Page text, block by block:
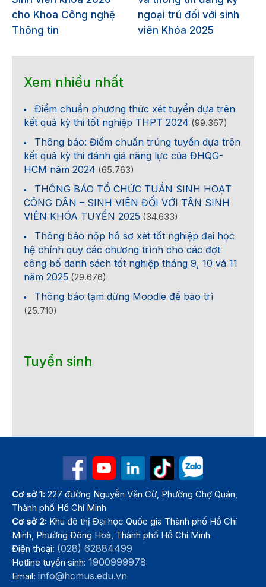
cho Khoa Công nghệ
Thông tin
ngoại trú đối với sinh
viên Khóa 2025
Xem nhiều nhất
Điểm chuẩn phương thức xét tuyển dựa trên
kết quả kỳ thi tốt nghiệp THPT 2024 (99.367)
Thông báo: Điểm chuẩn trúng tuyển dựa trên
kết quả kỳ thi đánh giá năng lực của ĐHQG-
HCM năm 2024 (65.763)
THÔNG BÁO TỔ CHỨC TUẦN SINH HOẠT
CÔNG DÂN – SINH VIÊN ĐỐI VỚI TÂN SINH
VIÊN KHÓA TUYỂN 2025 (34.633)
Thông báo nộp hồ sơ xét tốt nghiệp đại học
hệ chính quy các chương trình cho các đợt
công bố danh sách tốt nghiệp tháng 9, 10 và 11
năm 2025 (29.676)
Thông báo tạm dừng Moodle để bảo trì
(25.710)
Tuyển sinh
Cơ sở 1: 227 đường Nguyễn Văn Cừ, Phường Chợ Quán,
Thành phố Hồ Chí Minh
Cơ sở 2: Khu đô thị Đại học Quốc gia Thành phố Hồ Chí
Minh, Phường Đông Hoà, Thành phố Hồ Chí Minh
Điện thoại: (028) 62884499
Hotline tuyển sinh:1900999978
Email:info@hcmus.edu.vn